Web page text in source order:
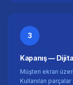
3
Kapanış —
Müşteri ekran
Kullanılan